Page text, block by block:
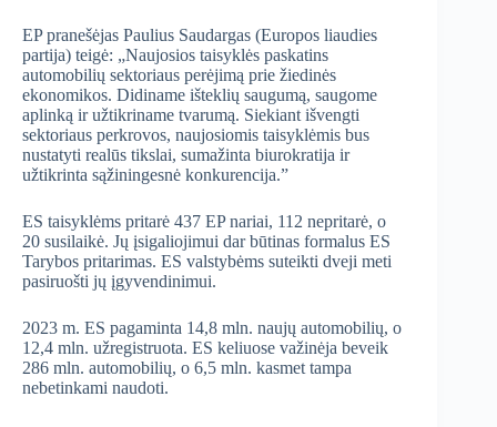
EP pranešėjas Paulius Saudargas (Europos liaudies
partija) teigė: „Naujosios taisyklės paskatins
automobilių sektoriaus perėjimą prie žiedinės
ekonomikos. Didiname išteklių saugumą, saugome
aplinką ir užtikriname tvarumą. Siekiant išvengti
sektoriaus perkrovos, naujosiomis taisyklėmis bus
nustatyti realūs tikslai, sumažinta biurokratija ir
užtikrinta sąžiningesnė konkurencija.”
ES taisyklėms pritarė 437 EP nariai, 112 nepritarė, o
20 susilaikė. Jų įsigaliojimui dar būtinas formalus ES
Tarybos pritarimas. ES valstybėms suteikti dveji meti
pasiruošti jų įgyvendinimui.
2023 m. ES pagaminta 14,8 mln. naujų automobilių, o
12,4 mln. užregistruota. ES keliuose važinėja beveik
286 mln. automobilių, o 6,5 mln. kasmet tampa
nebetinkami naudoti.